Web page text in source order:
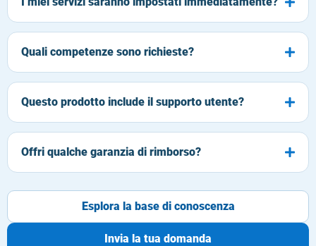
Quali competenze sono richieste?
Questo prodotto include il supporto utente?
Offri qualche garanzia di rimborso?
Esplora la base di conoscenza
Invia la tua domanda